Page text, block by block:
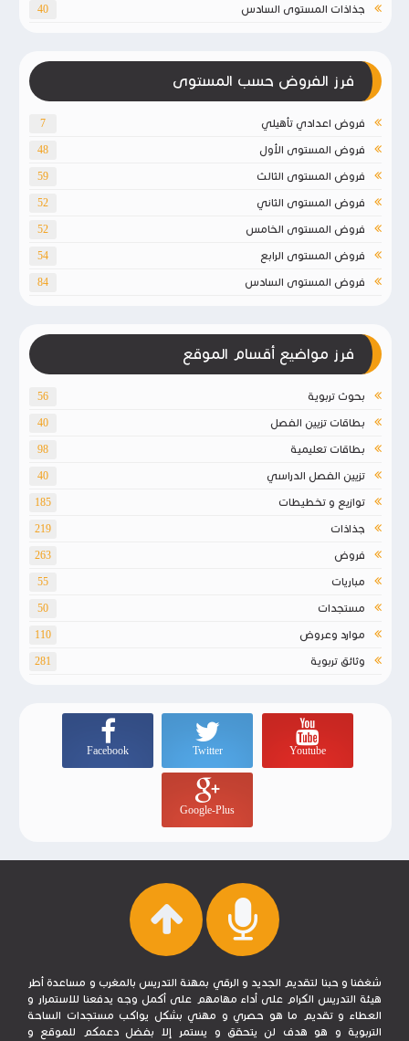
جذاذات المستوى السادس 40
فرز الفروض حسب المستوى
فروض اعدادي تأهيلي 7
فروض المستوى الأول 48
فروض المستوى الثالث 59
فروض المستوى الثاني 52
فروض المستوى الخامس 52
فروض المستوى الرابع 54
فروض المستوى السادس 84
فرز مواضيع أقسام الموقع
بحوث تربوية 56
بطاقات تزيين الفصل 40
بطاقات تعليمية 98
تزيين الفصل الدراسي 40
توازيع و تخطيطات 185
جذاذات 219
فروض 263
مباريات 55
مستجدات 50
موارد وعروض 110
وثائق تربوية 281
Youtube
Twitter
Facebook
Google-Plus
شغفنا و حبنا لتقديم الجديد و الرقي بمهنة التدريس بالمغرب و مساعدة أطر
هيئة التدريس الكرام على أداء مهامهم على أكمل وجه يدفعنا للاستمرار و
العطاء و تقديم ما هو حصري و مهني بشكل يواكب مستجدات الساحة
التربوية و هو هدف لن يتحقق و يستمر إلا بفضل دعمكم للموقع و